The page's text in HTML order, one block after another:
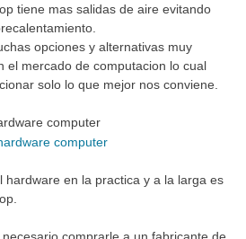
tiene mas salidas de aire evitando
opciones y alternativas muy
el mercado de computacion lo cual
solo lo que mejor nos conviene.
computer
hardware en la practica y a la larga es